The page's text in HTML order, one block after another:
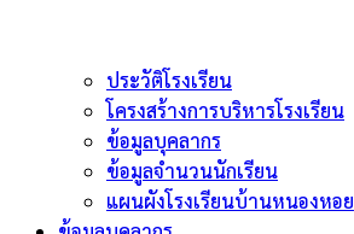
ประวัติโรงเรียน
โครงสร้างการบริหารโรงเรียน
ข้อมูลบุคลากร
ข้อมูลจำนวนนักเรียน
แผนผังโรงเรียนบ้านหนองหอย